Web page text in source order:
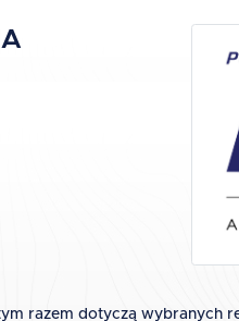
razem dotyczą wybranych